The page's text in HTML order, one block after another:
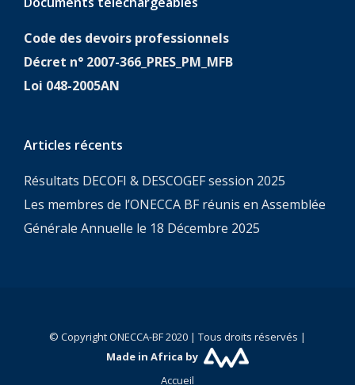
Code des devoirs professionnels
Décret n° 2007-366_PRES_PM_MFB
Loi 048-2005AN
Articles récents
Résultats DECOFI & DESCOGEF session 2025
Les membres de l’ONECCA BF réunis en Assemblée
Générale Annuelle le 18 Décembre 2025
© Copyright ONECCA-BF 2020 | Tous droits réservés |
Made in Africa by
Accueil